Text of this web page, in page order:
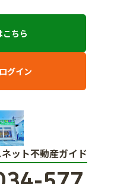
ちら
グイン
ット不動産ガイド